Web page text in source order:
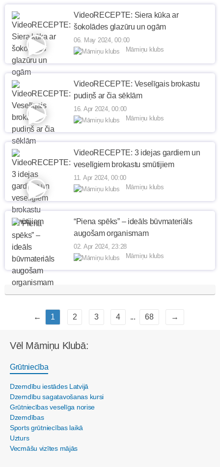
VideoRECEPTE: Siera kūka ar
šokolādes glazūru un ogām
06. May 2024, 00:00
Māmiņu klubs
VideoRECEPTE: Veselīgais brokastu
pudiņš ar čia sēklām
16. Apr 2024, 00:00
Māmiņu klubs
VideoRECEPTE: 3 idejas gardiem un
veselīgiem brokastu smūtijiem
11. Apr 2024, 00:00
Māmiņu klubs
“Piena spēks” – ideāls būvmateriāls
augošam organismam
02. Apr 2024, 23:28
Māmiņu klubs
← 1 2 3 4 ... 68 →
Vēl Māmiņu Klubā:
Grūtniecība
Dzemdību iestādes Latvijā
Dzemdību sagatavošanas kursi
Grūtniecības veselīga norise
Dzemdības
Sports grūtniecības laikā
Uzturs
Vecmāšu vizītes mājās